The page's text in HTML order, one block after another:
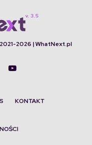
2021-2026 | WhatNext.pl
KONTAKT